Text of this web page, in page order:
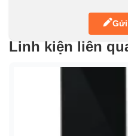
Linh kiện liên